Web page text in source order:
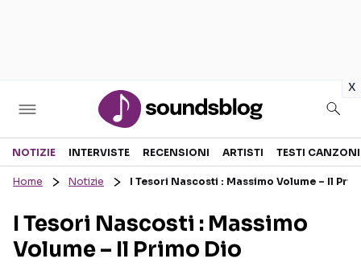
x
Sezioni
RECENSIONI MUSICALI
INTERVISTE
TESTI CANZONI
TOUR ED EVENTI
NOTIZIE INTERVISTE RECENSIONI ARTISTI TESTI CANZONI
Home Notizie I Tesori Nascosti : Massimo Volume – Il
I Tesori Nascosti : Massimo
Volume – Il Primo Dio